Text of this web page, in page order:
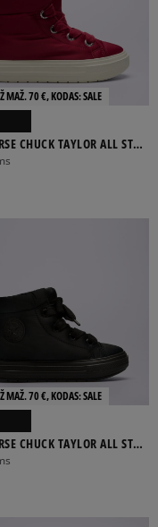
MAŽ. 70 €, KODAS: SALE
CHUCK TAYLOR ALL STAR
BOOT
MAŽ. 70 €, KODAS: SALE
CHUCK TAYLOR ALL STAR
BOOT